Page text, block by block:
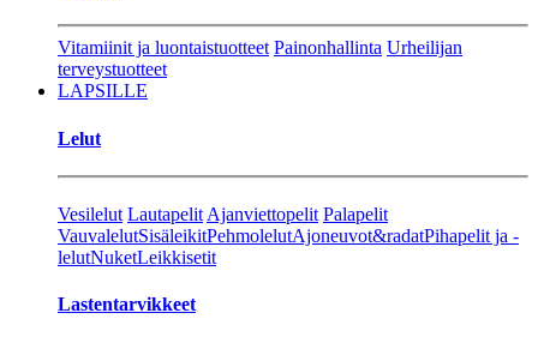
Vitamiinit ja luontaistuotteet Painonhallinta Urheilijan
terveystuotteet
LAPSILLE
Lelut
Vesilelut Lautapelit Ajanviettopelit Palapelit
VauvalelutSisäleikitPehmolelutAjoneuvot&radatPihapelit ja -
lelutNuketLeikkisetit
Lastentarvikkeet